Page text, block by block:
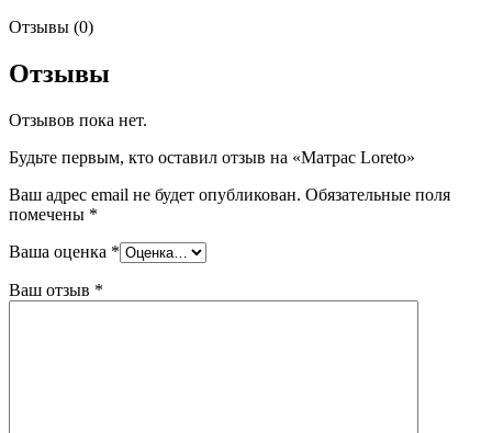
Отзывы (0)
Отзывы
Отзывов пока нет.
Будьте первым, кто оставил отзыв на «Матрас Loreto»
Ваш адрес email не будет опубликован. Обязательные поля
помечены *
Ваша оценка *
Ваш отзыв *